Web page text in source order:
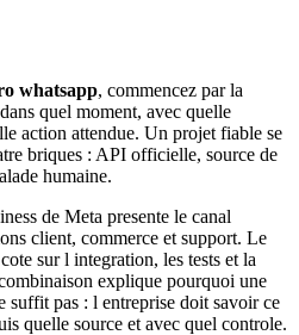
whatsapp, commencez par la
quel moment, avec quelle
action attendue. Un projet fiable se
briques : API officielle, source de
humaine.
de Meta presente le canal
client, commerce et support. Le
sur l integration, les tests et la
explique pourquoi une
suffit pas : l entreprise doit savoir ce
quelle source et avec quel controle.